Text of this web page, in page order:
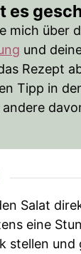
es
mich über
und
Rezept
Tipp in
andere
Salat
eine
stellen